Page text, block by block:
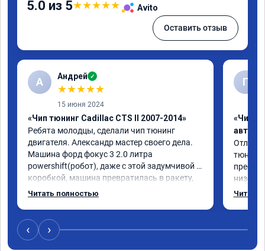
5.0 из 5★★★★★ Avito
Оставить отзыв
А Андрей ✓
★★★★★
15 июня 2024
«Чип тюнинг Cadillac CTS II 2007-2014»
Ребята молодцы, сделали чип тюнинг
двигателя. Александр мастер своего дела.
Машина форд фокус 3 2.0 литра
powershift(робот), даже с этой задумчивой
коробкой, машина превратилась в ракету,
даже страшно от такого ускорения,
машины, при этом расход топлива немного
уменьшился, начиная даже на холостом
ходу. Да, можно найти дешевле услугу эту,
Читать полностью
Г
«Чип
низов,
Расход
Читать
‹ ›